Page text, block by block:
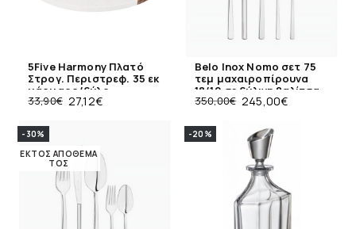
5Five Harmony Πλατό
Στρογ. Περιστρεφ. 35 εκ
μάρμαρο/ξύλο
33,90€ 27,12€
Belo Inox Nomo σετ 75
τεμ μαχαιροπίρουνα
18/10 σε ξύλινη βαλίτσα
350,00€ 245,00€
-30%
ΕΚΤΌΣ ΑΠΟΘΈΜΑ
ΤΟΣ
-20%